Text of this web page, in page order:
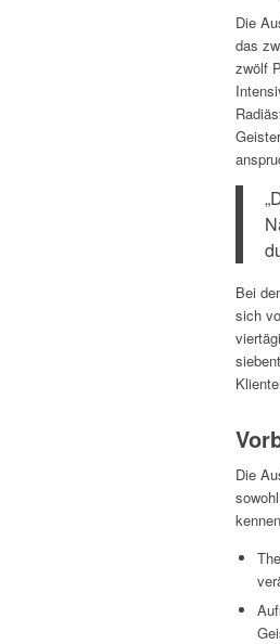
Die
das
zwölf
Bei
sich
Die